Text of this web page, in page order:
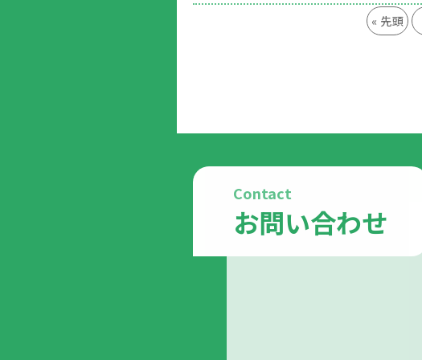
« 先頭
Contact
お問い合わせ